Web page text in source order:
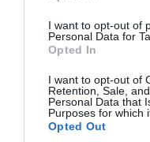
I want to opt-out of
Personal Data for
Opted In
I want to opt-out of
Retention, Sale,
Personal Data that
Purposes for which
Opted Out